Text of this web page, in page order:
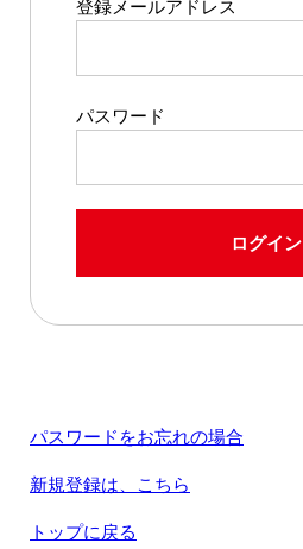
登録メールアドレス
パスワード
ログイン
パスワードをお忘れの場合
新規登録は、こちら
トップに戻る